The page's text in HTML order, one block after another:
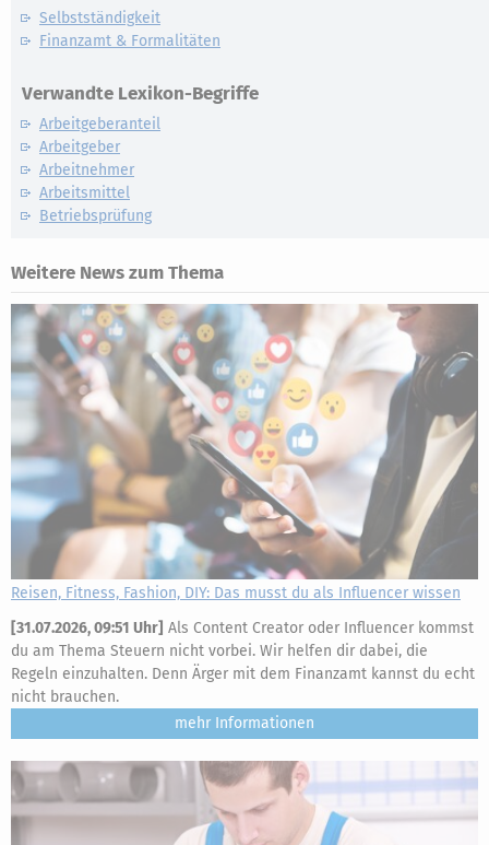
Selbstständigkeit
Finanzamt & Formalitäten
Verwandte Lexikon-Begriffe
Arbeitgeberanteil
Arbeitgeber
Arbeitnehmer
Arbeitsmittel
Betriebsprüfung
Weitere News zum Thema
Reisen, Fitness, Fashion, DIY: Das musst du als Influencer wissen
[31.07.2026, 09:51 Uhr] Als Content Creator oder Influencer kommst
du am Thema Steuern nicht vorbei. Wir helfen dir dabei, die
Regeln einzuhalten. Denn Ärger mit dem Finanzamt kannst du echt
nicht brauchen.
mehr